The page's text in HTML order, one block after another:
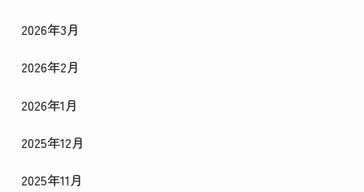
2026年3月
2026年2月
2026年1月
2025年12月
2025年11月